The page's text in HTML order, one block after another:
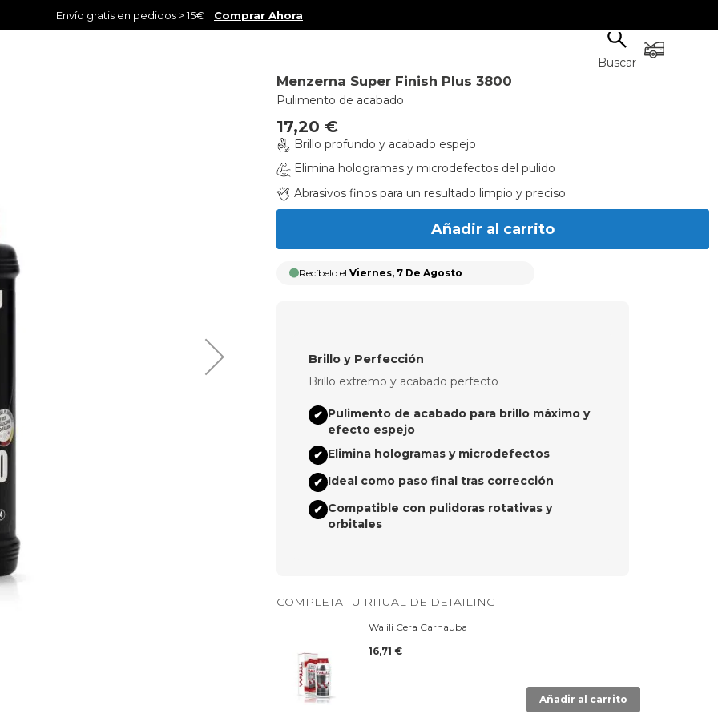
Envío gratis en pedidos > 15€ Comprar Ahora
Buscar
Menzerna Super Finish Plus 3800
Pulimento de acabado
17,20 €
Brillo profundo y acabado espejo
Elimina hologramas y microdefectos del pulido
Abrasivos finos para un resultado limpio y preciso
Añadir al carrito
Recíbelo el Viernes, 7 De Agosto
Brillo y Perfección
Brillo extremo y acabado perfecto
✔ Pulimento de acabado para brillo máximo y
efecto espejo
✔ Elimina hologramas y microdefectos
✔ Ideal como paso final tras corrección
✔ Compatible con pulidoras rotativas y
orbitales
COMPLETA TU RITUAL DE DETAILING
Walili Cera Carnauba
16,71 €
Añadir al carrito